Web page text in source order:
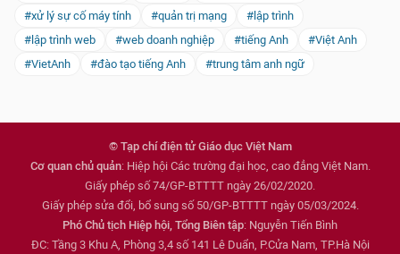
#xử lý sự cố máy tính
#quản trị mạng
#lập trình
#lập trình web
#web doanh nghiệp #tiếng Anh
#Việt Anh
#VietAnh
#đào tạo tiếng Anh #trung tâm anh ngữ
© Tạp chí điện tử Giáo dục Việt Nam
Cơ quan chủ quản: Hiệp hội Các trường đại học, cao đẳng Việt Nam.
Giấy phép số 74/GP-BTTTT ngày 26/02/2020.
Giấy phép sửa đổi, bổ sung số 50/GP-BTTTT ngày 05/03/2024.
Phó Chủ tịch Hiệp hội, Tổng Biên tập: Nguyễn Tiến Bình
ĐC: Tầng 3 Khu A, Phòng 3,4 số 141 Lê Duẩn, P.Cửa Nam, TP.Hà Nội